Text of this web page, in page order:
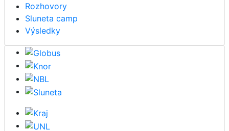
Rozhovory
Sluneta camp
Výsledky